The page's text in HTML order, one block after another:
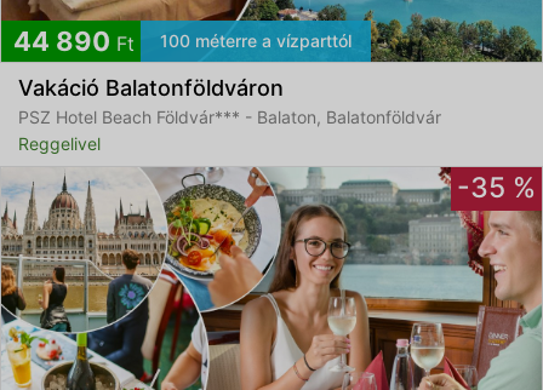
44 890 Ft 100 méterre a vízparttól
Vakáció Balatonföldváron
PSZ Hotel Beach Földvár*** - Balaton, Balatonföldvár
Reggelivel
-35 %